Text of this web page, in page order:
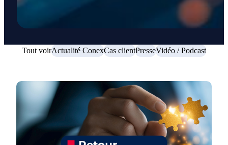
Tout voirActualité ConexCas clientPresseVidéo / Podcast